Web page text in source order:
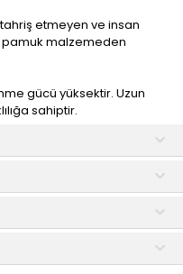
etmeyen ve insan
pamuk malzemeden
gücü yüksektir. Uzun
sahiptir.